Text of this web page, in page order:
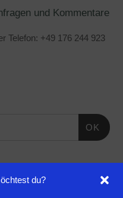
du?
und Kommentare
Telefon: +49 176 244 923
OK